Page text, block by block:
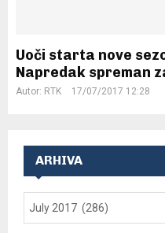
Uoči starta nove
Napredak spreman
Autor: RTK 17/07/2017 12:28
ARHIVA